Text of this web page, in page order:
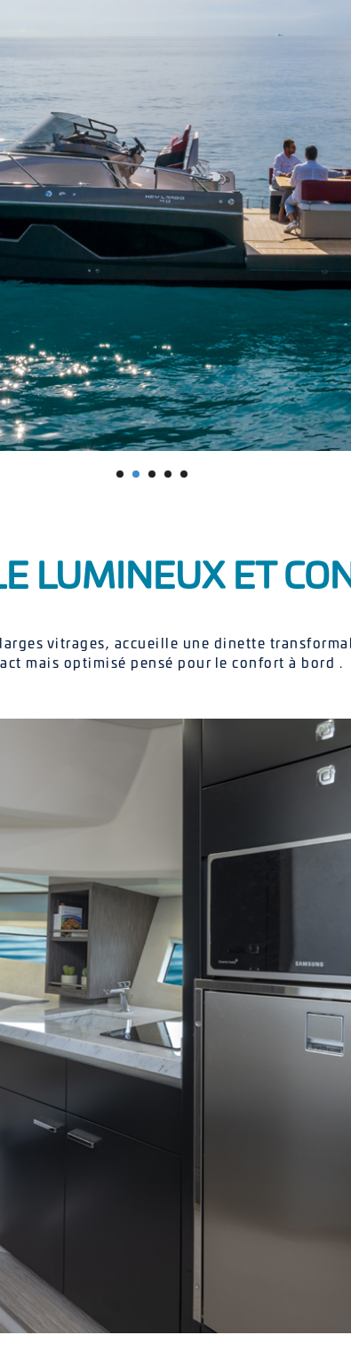
LUMINEUX ET
vitrages, accueille une dinette
mais optimisé pensé pour le confort à bord .